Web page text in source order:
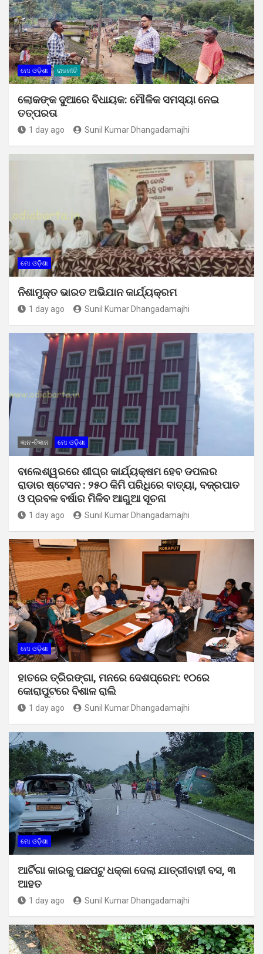
ମୋ ଓଡ଼ିଶା ରାଜନୀତି
ଲୋକଙ୍କ ଦୁଆରେ ବିଧାୟକ: ମୌଳିକ ସମସ୍ୟା ନେଇ
ତତ୍ପରତା
1 day ago Sunil Kumar Dhangadamajhi
ମୋ ଓଡ଼ିଶା
ନିଶାମୁକ୍ତ ଭାରତ ଅଭିଯାନ କାର୍ଯ୍ୟକ୍ରମ
1 day ago Sunil Kumar Dhangadamajhi
ଜ୍ଞାନ-ବିଜ୍ଞାନ ମୋ ଓଡ଼ିଶା
ବାଲେଶ୍ୱରରେ ଶୀଘ୍ର କାର୍ଯ୍ୟକ୍ଷମ ହେବ ଡପଲର
ରାଡାର ଷ୍ଟେସନ : ୨୫୦ କିମି ପରିଧିରେ ବାତ୍ୟା, ବଜ୍ରପାତ
ଓ ପ୍ରବଳ ବର୍ଷାର ମିଳିବ ଆଗୁଆ ସୂଚନା
1 day ago Sunil Kumar Dhangadamajhi
ମୋ ଓଡ଼ିଶା
ହାତରେ ତ୍ରିରଙ୍ଗା, ମନରେ ଦେଶପ୍ରେମ: ୧୦ରେ
କୋରାପୁଟରେ ବିଶାଳ ରାଲି
1 day ago Sunil Kumar Dhangadamajhi
ମୋ ଓଡ଼ିଶା
ଆର୍ଟିଗା କାରକୁ ପଛପଟୁ ଧକ୍କା ଦେଲା ଯାତ୍ରୀବାହୀ ବସ, ୩
ଆହତ
1 day ago Sunil Kumar Dhangadamajhi